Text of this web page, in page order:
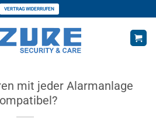
VERTRAG WIDERRUFEN
mit jeder Alarmanlage